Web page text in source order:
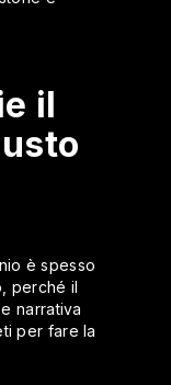
il
è spesso
perché il
narrativa
per fare la